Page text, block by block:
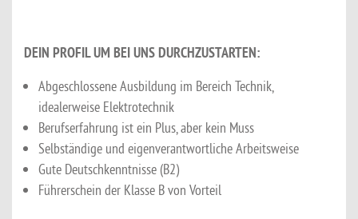
DEIN PROFIL UM BEI UNS DURCHZUSTARTEN:
Abgeschlossene Ausbildung im Bereich Technik,
idealerweise Elektrotechnik
Berufserfahrung ist ein Plus, aber kein Muss
Selbständige und eigenverantwortliche Arbeitsweise
Gute Deutschkenntnisse (B2)
Führerschein der Klasse B von Vorteil